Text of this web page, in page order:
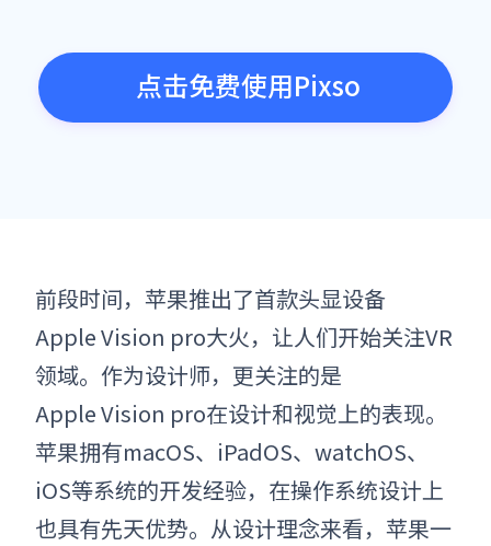
点击免费使用Pixso
前段时间，苹果推出了首款头显设备
Apple Vision pro大火，让人们开始关注VR
领域。作为设计师，更关注的是
Apple Vision pro在设计和视觉上的表现。
苹果拥有macOS、iPadOS、watchOS、
iOS等系统的开发经验，在操作系统设计上
也具有先天优势。从设计理念来看，苹果一